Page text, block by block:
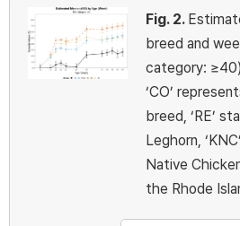
Fig. 2.
breed and
category:
‘CO’
breed, ‘RE’
Leghorn,
Native
the Rhode